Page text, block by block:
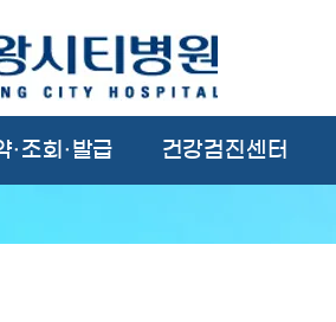
·조회·발급 건강검진센터